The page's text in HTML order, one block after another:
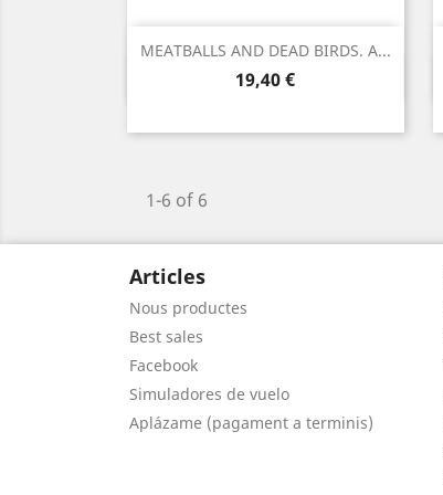
MEATBALLS AND DEAD BIRDS. A...
Preu
19,40 €
Vista ràpida
1-6 of 6
Articles
Nous productes
Best sales
Facebook
Simuladores de vuelo
Aplázame (pagament a terminis)